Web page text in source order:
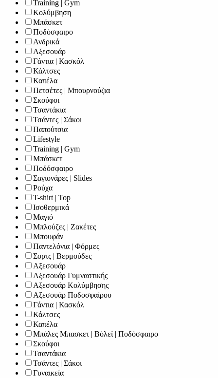
Training | Gym
Κολύμβηση
Μπάσκετ
Ποδόσφαιρο
Ανδρικά
Αξεσουάρ
Γάντια | Κασκόλ
Κάλτσες
Καπέλα
Πετσέτες | Μπουρνούζια
Σκούφοι
Τσαντάκια
Τσάντες | Σάκοι
Παπούτσια
Lifestyle
Training | Gym
Μπάσκετ
Ποδόσφαιρο
Σαγιονάρες | Slides
Ρούχα
T-shirt | Top
Ισοθερμικά
Μαγιό
Μπλούζες | Ζακέτες
Μπουφάν
Παντελόνια | Φόρμες
Σορτς | Βερμούδες
Αξεσουάρ
Αξεσουάρ Γυμναστικής
Αξεσουάρ Κολύμβησης
Αξεσουάρ Ποδοσφαίρου
Γάντια | Κασκόλ
Κάλτσες
Καπέλα
Μπάλες Μπασκετ | Βόλεϊ | Ποδόσφαιρο
Σκούφοι
Τσαντάκια
Τσάντες | Σάκοι
Γυναικεία